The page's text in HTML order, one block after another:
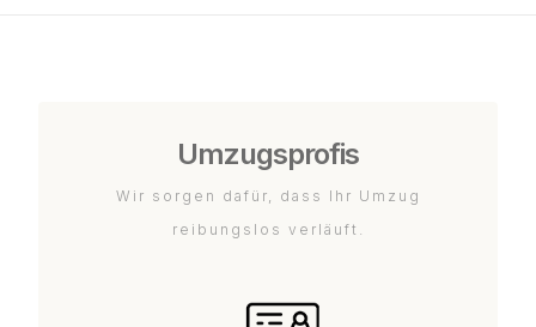
Umzugsprofis
Wir sorgen dafür, dass Ihr Umzug
reibungslos verläuft.